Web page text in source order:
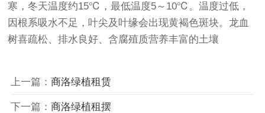
寒，冬天温度约15℃，最低温度5～10℃。温度过低，
因根系吸水不足，叶尖及叶缘会出现黄褐色斑块。龙血
树喜疏松、排水良好、含腐殖质营养丰富的土壤
上一篇： 商洛绿植租赁
下一篇： 商洛绿植租摆